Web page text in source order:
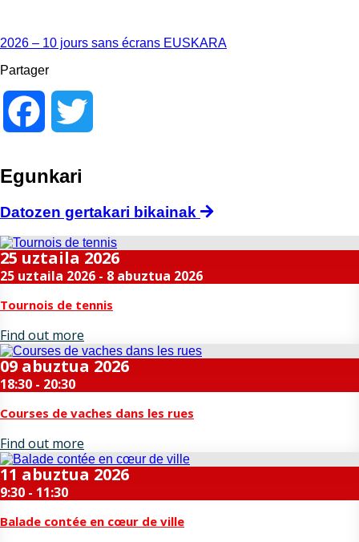
2026 – 10 jours sans écrans EUSKARA
Partager
Facebook
Egunkari
Datozen gertakari bikainak
25 uztaila 2026
25 uztaila 2026 - 8 abuztua 2026
Tournois de tennis
Find out more
09 abuztua 2026
18:30 - 20:30
Courses de vaches dans les rues
Find out more
11 abuztua 2026
9:30 - 11:30
Balade contée en cœur de ville